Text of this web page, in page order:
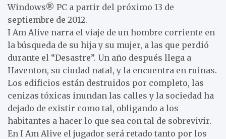
Windows® PC a partir del próximo 13 de
septiembre de 2012.
I Am Alive narra el viaje de un hombre corriente en
la búsqueda de su hija y su mujer, a las que perdió
durante el “Desastre”. Un año después llega a
Haventon, su ciudad natal, y la encuentra en ruinas.
Los edificios están destruidos por completo, las
cenizas tóxicas inundan las calles y la sociedad ha
dejado de existir como tal, obligando a los
habitantes a hacer lo que sea con tal de sobrevivir.
En I Am Alive el jugador será retado tanto por los